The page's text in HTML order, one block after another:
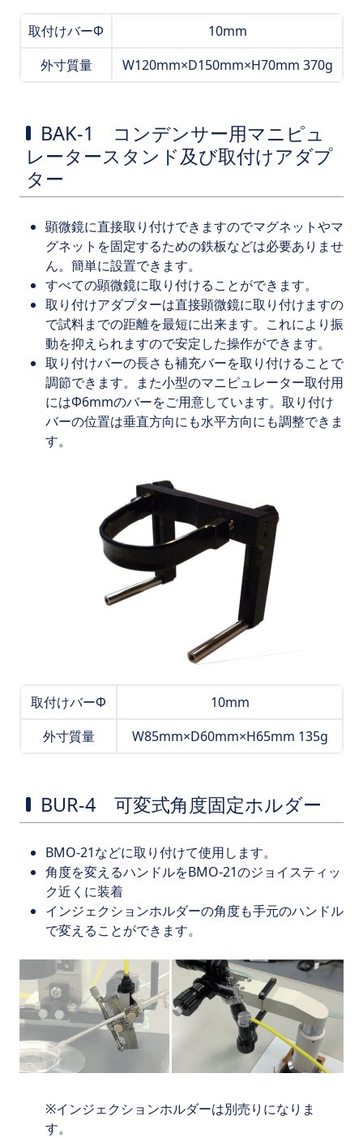
取付けバーΦ
10mm
外寸質量
W120mm×D150mm×H70mm 370g
BAK-1 コンデンサー用マニピュ
レータースタンド及び取付けアダプ
ター
顕微鏡に直接取り付けできますのでマグネットやマ
グネットを固定するための鉄板などは必要ありませ
ん。簡単に設置できます。
すべての顕微鏡に取り付けることができます。
取り付けアダプターは直接顕微鏡に取り付けますの
で試料までの距離を最短に出来ます。これにより振
動を抑えられますので安定した操作ができます。
取り付けバーの長さも補充バーを取り付けることで
調節できます。また小型のマニピュレーター取付用
にはΦ6mmのバーをご用意しています。取り付け
バーの位置は垂直方向にも水平方向にも調整できま
す。
取付けバーΦ
10mm
外寸質量
W85mm×D60mm×H65mm 135g
BUR-4 可変式角度固定ホルダー
BMO-21などに取り付けて使用します。
角度を変えるハンドルをBMO-21のジョイスティッ
ク近くに装着
インジェクションホルダーの角度も手元のハンドル
で変えることができます。
インジェクションホルダーは別売りになりま
す。